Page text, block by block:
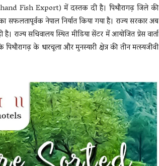
Fish Export) में दस्तक दी है। पिथौरागढ़ जिले की
सफलतापूर्वक नेपाल निर्यात किया गया है। राज्य सरकार अब
राज्य सचिवालय स्थित मीडिया सेंटर में आयोजित प्रेस वार्ता
के धारचूला और मुनस्यारी क्षेत्र की तीन मत्स्यजीवी